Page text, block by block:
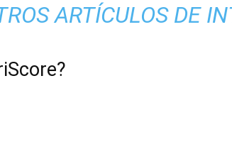
ARTÍCULOS DE